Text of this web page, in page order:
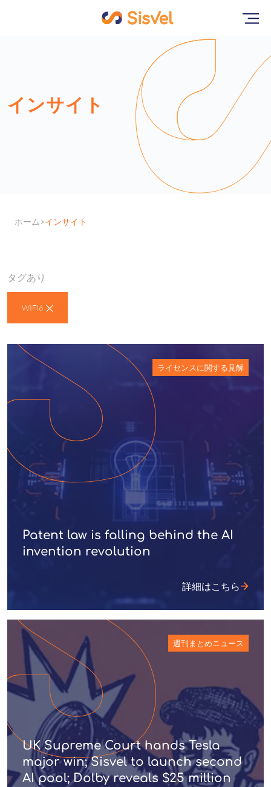
インサイト
ホーム インサイト
タグあり
WIFI6
ライセンスに関する見解
Patent law is falling behind the AI
invention revolution
詳細はこちら
週刊まとめニュース
UK Supreme Court hands Tesla
major win; Sisvel to launch second
AI pool; Dolby reveals $25 million